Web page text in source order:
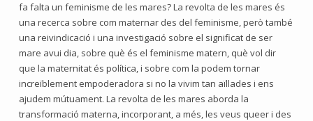
fa falta un feminisme de les mares? La revolta de les mares és
una recerca sobre com maternar des del feminisme, però també
una reivindicació i una investigació sobre el significat de ser
mare avui dia, sobre què és el feminisme matern, què vol dir
que la maternitat és política, i sobre com la podem tornar
increïblement empoderadora si no la vivim tan aïllades i ens
ajudem mútuament. La revolta de les mares aborda la
transformació materna, incorporant, a més, les veus queer i des